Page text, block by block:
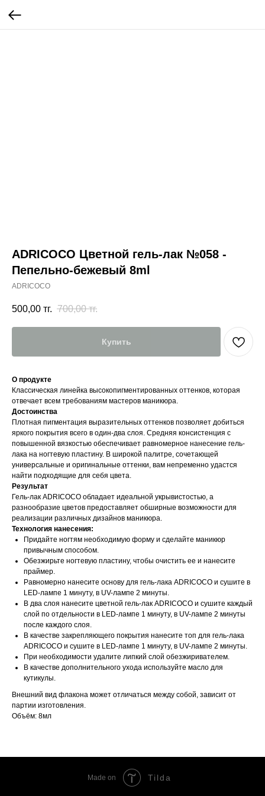
ADRICOCO Цветной гель-лак №058 -
Пепельно-бежевый 8ml
ADRICOCO
500,00 тг. 700,00 тг.
Купить
О продукте
Классическая линейка высокопигментированных оттенков, которая
отвечает всем требованиям мастеров маникюра.
Достоинства
Плотная пигментация выразительных оттенков позволяет добиться
яркого покрытия всего в один-два слоя. Средняя консистенция с
повышенной вязкостью обеспечивает равномерное нанесение гель-
лака на ногтевую пластину. В широкой палитре, сочетающей
универсальные и оригинальные оттенки, вам непременно удастся
найти подходящие для себя цвета.
Результат
Гель-лак ADRICOCO обладает идеальной укрывистостью, а
разнообразие цветов предоставляет обширные возможности для
реализации различных дизайнов маникюра.
Технология нанесения:
Придайте ногтям необходимую форму и сделайте маникюр
привычным способом.
Обезжирьте ногтевую пластину, чтобы очистить ее и нанесите
праймер.
Равномерно нанесите основу для гель-лака ADRICOCO и сушите в
LED-лампе 1 минуту, в UV-лампе 2 минуты.
В два слоя нанесите цветной гель-лак ADRICOCO и сушите каждый
слой по отдельности в LED-лампе 1 минуту, в UV-лампе 2 минуты
после каждого слоя.
В качестве закрепляющего покрытия нанесите топ для гель-лака
ADRICOCO и сушите в LED-лампе 1 минуту, в UV-лампе 2 минуты.
При необходимости удалите липкий слой обезжиривателем.
В качестве дополнительного ухода используйте масло для
кутикулы.
Внешний вид флакона может отличаться между собой, зависит от
партии изготовления.
Объём: 8мл
Made on Tilda